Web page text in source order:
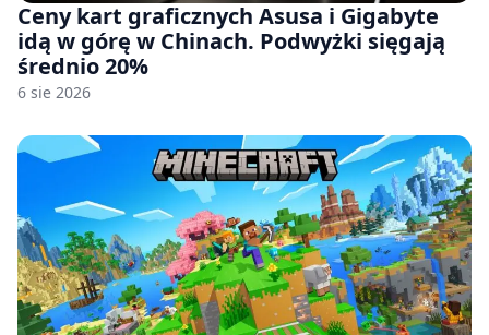
Ceny kart graficznych Asusa i Gigabyte
idą w górę w Chinach. Podwyżki sięgają
średnio 20%
6 sie 2026